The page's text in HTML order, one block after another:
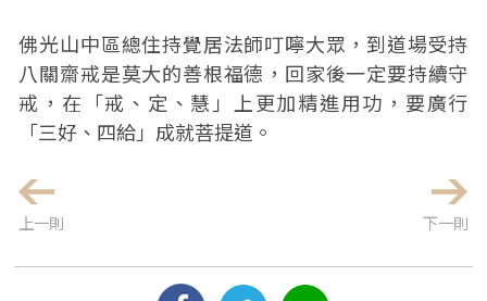
佛光山中區總住持覺居法師叮嚀大眾，到道場受持
八關齋戒是莫大的善根福德，回家後一定要持續守
戒，在「戒、定、慧」上更加精進用功，要廣行
「三好、四給」成就菩提道。
上一則 下一則